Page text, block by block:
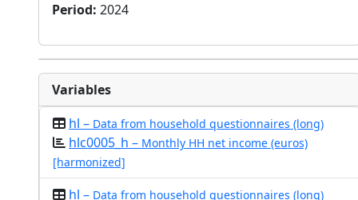
Period: 2024
Variables
hl – Data from household questionnaires (long)
hlc0005_h – Monthly HH net income (euros)
[harmonized]
hl – Data from household questionnaires (long)